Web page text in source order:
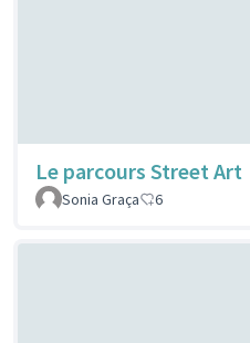
Le parcours Street Art
Sonia Graça
6